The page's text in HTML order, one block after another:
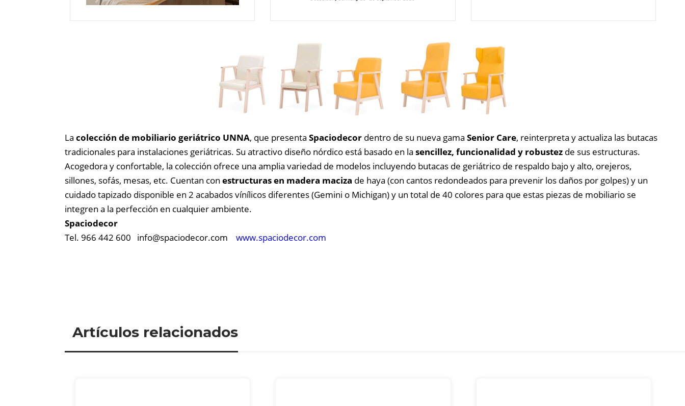
La colección de mobiliario geriátrico UNNA, que presenta Spaciodecor dentro de su nueva gama Senior Care, reinterpreta y actualiza las butacas
tradicionales para instalaciones geriátricas. Su atractivo diseño nórdico está basado en la sencillez, funcionalidad y robustez de sus estructuras.
Acogedora y confortable, la colección ofrece una amplia variedad de modelos incluyendo butacas de geriátrico de respaldo bajo y alto, orejeros,
sillones, sofás, mesas, etc. Cuentan con estructuras en madera maciza de haya (con cantos redondeados para prevenir los daños por golpes) y un
cuidado tapizado disponible en 2 acabados vínílicos diferentes (Gemini o Michigan) y un total de 40 colores para que estas piezas de mobiliario se
integren a la perfección en cualquier ambiente.
Spaciodecor
Tel. 966 442 600 info@spaciodecor.com www.spaciodecor.com
Artículos relacionados